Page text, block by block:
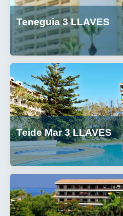
Teneguia 3 LLAVES
Teide Mar 3 LLAVES